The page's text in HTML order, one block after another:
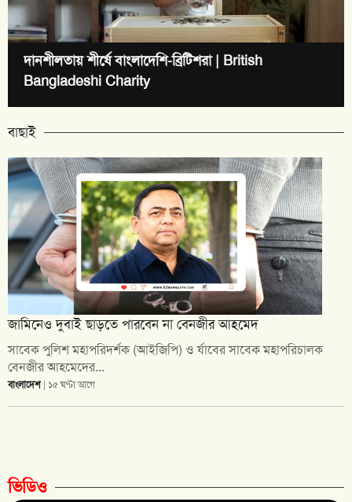
দানশীলতায় শীর্ষে বাংলাদেশি-ব্রিটিশরা | British
Bangladeshi Charity
বাছাই
জামিনেও দুবাই ছাড়তে পারবেন না বেনজীর আহমেদ
সাবেক পুলিশ মহাপরিদর্শক (আইজিপি) ও র্যাবের সাবেক মহাপরিচালক
বেনজীর আহমেদের...
বাংলাদেশ| ১৫ ঘণ্টা আগে
ভিডিও